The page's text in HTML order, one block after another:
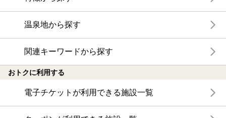
温泉地から探す
関連キーワードから探す
おトクに利用する
電子チケットが利用できる施設一覧